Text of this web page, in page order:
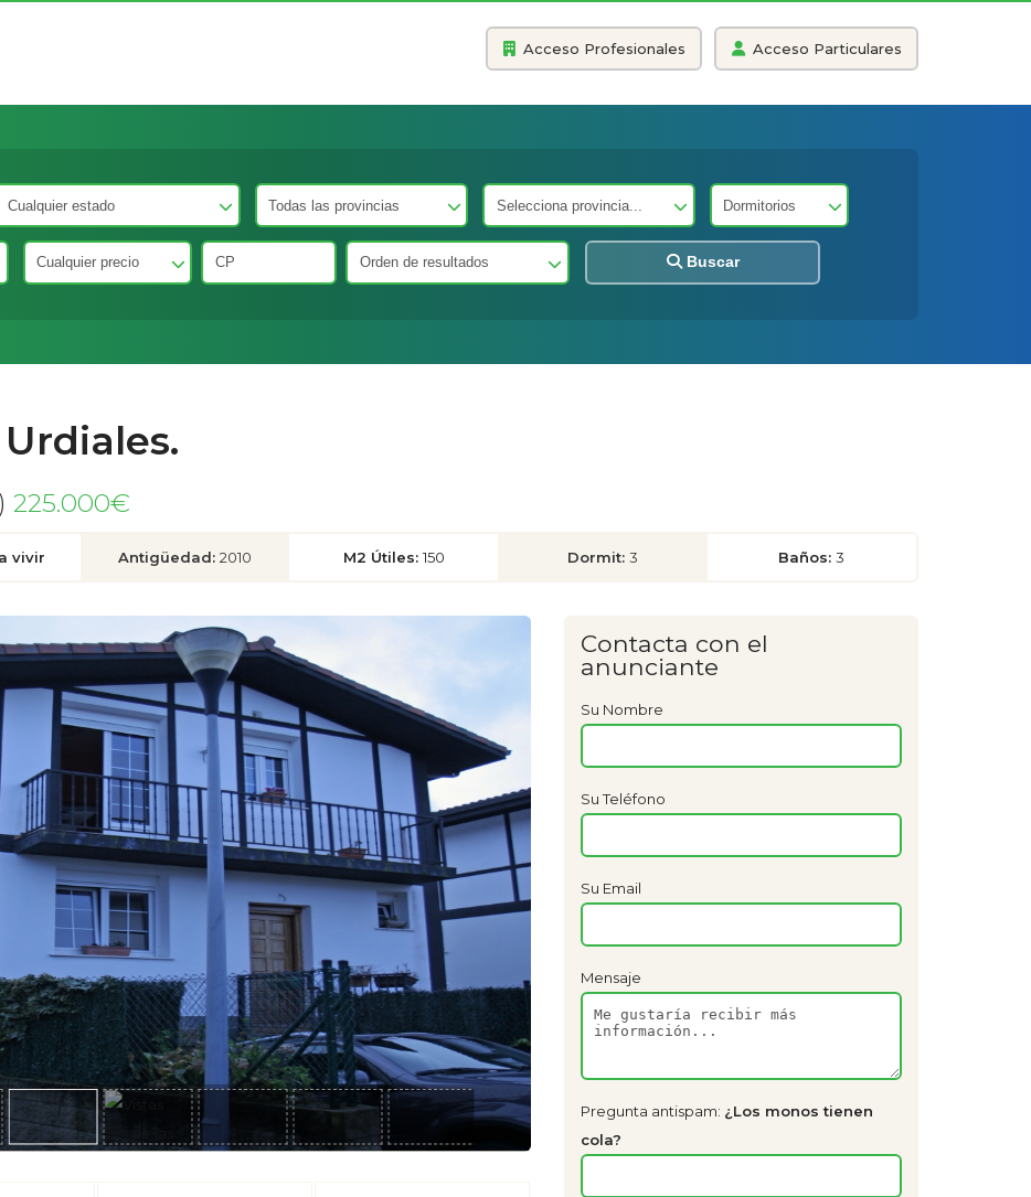
Acceso Profesionales Acceso Particulares
Buscar
225.000€
vivir Antigüedad: 2010 M2 Útiles: 150 Dormit: 3 Baños:3
Contacta con el
anunciante
Su Nombre
Su Teléfono
Su Email
Mensaje
Pregunta antispam: ¿Los monos tienen
cola?